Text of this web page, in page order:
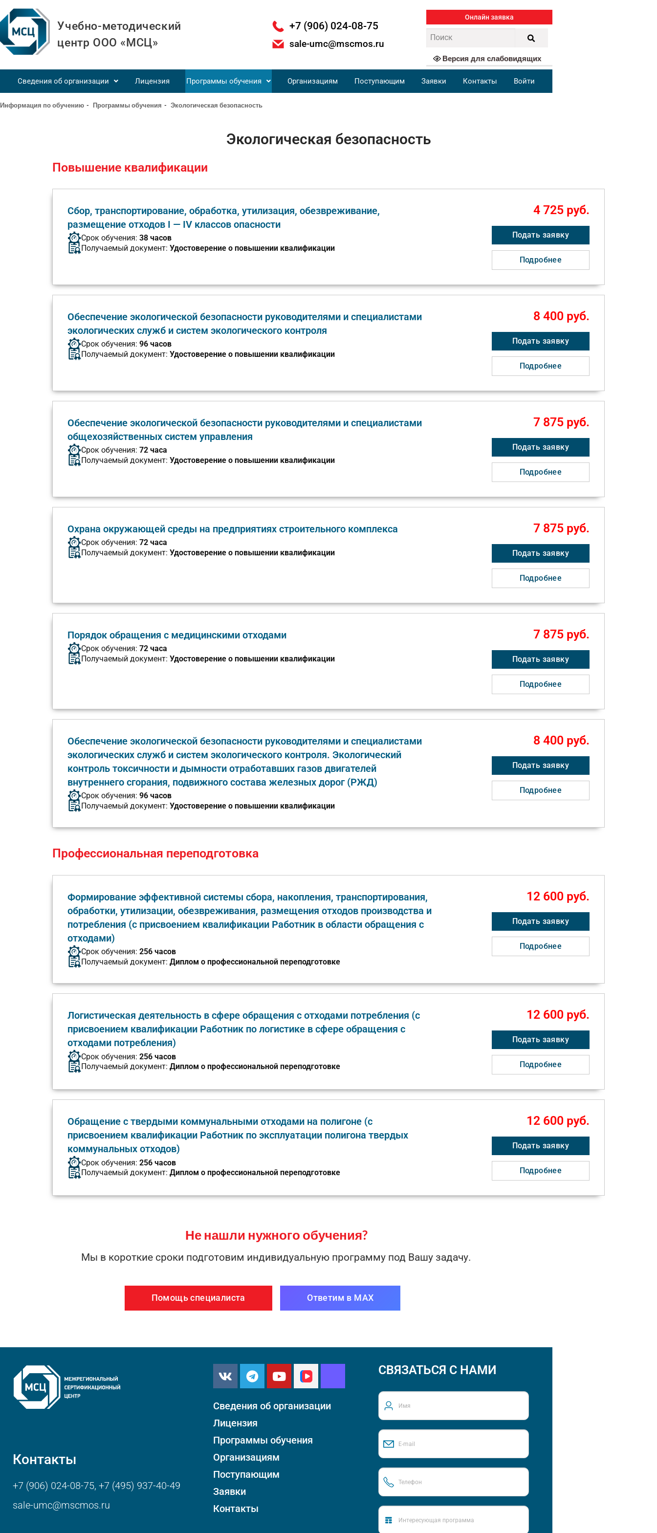
Учебно-методический
центр ООО «МСЦ»
+7 (906) 024-08-75
sale-umc@mscmos.ru
Онлайн заявка
Версия для слабовидящих
Сведения об организации Лицензия Программы обучения Организациям Поступающим Заявки Контакты Войти
Информация по обучению - Программы обучения - Экологическая безопасность
Экологическая безопасность
Повышение квалификации
Сбор, транспортирование, обработка, утилизация, обезвреживание,
размещение отходов I — IV классов опасности
Срок обучения: 38 часов
Получаемый документ: Удостоверение о повышении квалификации
4 725 руб.
Подать заявку
Подробнее
Обеспечение экологической безопасности руководителями и специалистами
экологических служб и систем экологического контроля
Срок обучения: 96 часов
Получаемый документ: Удостоверение о повышении квалификации
8 400 руб.
Подать заявку
Подробнее
Обеспечение экологической безопасности руководителями и специалистами
общехозяйственных систем управления
Срок обучения: 72 часа
Получаемый документ: Удостоверение о повышении квалификации
7 875 руб.
Подать заявку
Подробнее
Охрана окружающей среды на предприятиях строительного комплекса
Срок обучения: 72 часа
Получаемый документ: Удостоверение о повышении квалификации
7 875 руб.
Подать заявку
Подробнее
Порядок обращения с медицинскими отходами
Срок обучения: 72 часа
Получаемый документ: Удостоверение о повышении квалификации
7 875 руб.
Подать заявку
Подробнее
Обеспечение экологической безопасности руководителями и специалистами
экологических служб и систем экологического контроля. Экологический
контроль токсичности и дымности отработавших газов двигателей
внутреннего сгорания, подвижного состава железных дорог (РЖД)
Срок обучения: 96 часов
Получаемый документ: Удостоверение о повышении квалификации
8 400 руб.
Подать заявку
Подробнее
Профессиональная переподготовка
Формирование эффективной системы сбора, накопления, транспортирования,
обработки, утилизации, обезвреживания, размещения отходов производства и
потребления (с присвоением квалификации Работник в области обращения с
отходами)
Срок обучения: 256 часов
Получаемый документ: Диплом о профессиональной переподготовке
12 600 руб.
Подать заявку
Подробнее
Логистическая деятельность в сфере обращения с отходами потребления (с
присвоением квалификации Работник по логистике в сфере обращения с
отходами потребления)
Срок обучения: 256 часов
Получаемый документ: Диплом о профессиональной переподготовке
12 600 руб.
Подать заявку
Подробнее
Обращение с твердыми коммунальными отходами на полигоне (с
присвоением квалификации Работник по эксплуатации полигона твердых
коммунальных отходов)
Срок обучения: 256 часов
Получаемый документ: Диплом о профессиональной переподготовке
12 600 руб.
Подать заявку
Подробнее
Не нашли нужного обучения?
Мы в короткие сроки подготовим индивидуальную программу под Вашу задачу.
Помощь специалиста Ответим в MAX
Контакты
+7 (906) 024-08-75,+7 (495) 937-40-49
sale-umc@mscmos.ru
Сведения об организации
Лицензия
Программы обучения
Организациям
Поступающим
Заявки
Контакты
СВЯЗАТЬСЯ С НАМИ